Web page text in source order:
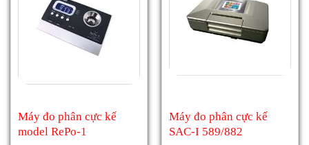
Máy đo phân cực kế
model RePo-1
Máy đo phân cực kế
SAC-I 589/882